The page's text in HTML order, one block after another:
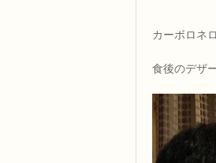
カーボロネロ
食後のデザ